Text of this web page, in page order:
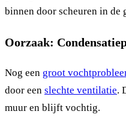
binnen door scheuren in de
Oorzaak:
Nog een groot
door een slechte ventilatie.
muur en blijft vochtig.